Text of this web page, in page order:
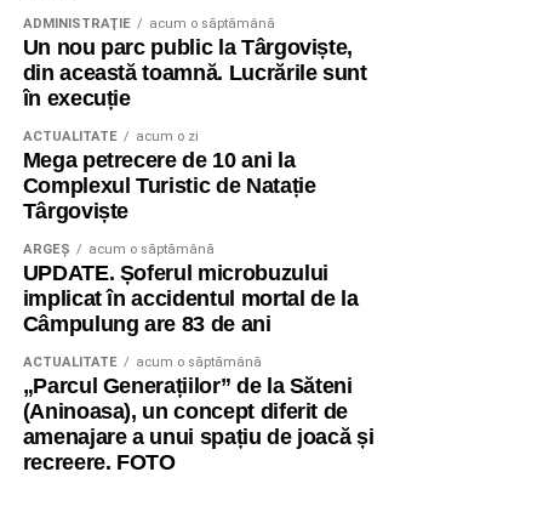
ADMINISTRAŢIE acum o săptămână
Un nou parc public la Târgoviște,
din această toamnă. Lucrările sunt
în execuție
ACTUALITATE acum o zi
Mega petrecere de 10 ani la
Complexul Turistic de Natație
Târgoviște
ARGEȘ acum o săptămână
UPDATE. Șoferul microbuzului
implicat în accidentul mortal de la
Câmpulung are 83 de ani
ACTUALITATE acum o săptămână
„Parcul Generațiilor” de la Săteni
(Aninoasa), un concept diferit de
amenajare a unui spațiu de joacă și
recreere. FOTO